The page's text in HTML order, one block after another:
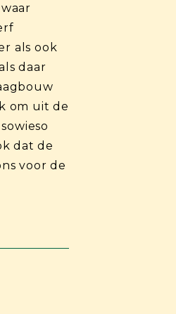
als ook
daar
om uit de
dat de
voor de